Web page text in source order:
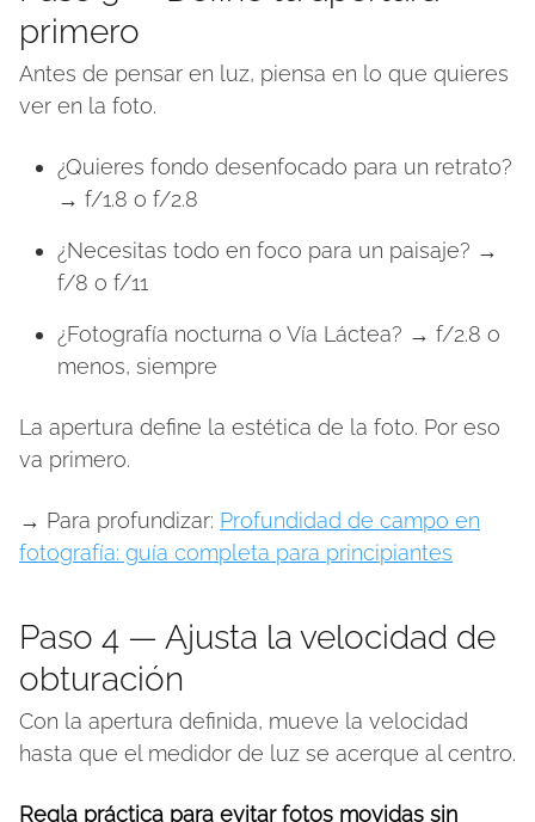
primero
Antes de pensar en luz, piensa en lo que quieres
ver en la foto.
¿Quieres fondo desenfocado para un retrato?
→ f/1.8 o f/2.8
¿Necesitas todo en foco para un paisaje? →
f/8 o f/11
¿Fotografía nocturna o Vía Láctea? → f/2.8 o
menos, siempre
La apertura define la estética de la foto. Por eso
va primero.
→ Para profundizar: Profundidad de campo en
fotografía: guía completa para principiantes
Paso 4 — Ajusta la velocidad de
obturación
Con la apertura definida, mueve la velocidad
hasta que el medidor de luz se acerque al centro.
Regla práctica para evitar fotos movidas sin